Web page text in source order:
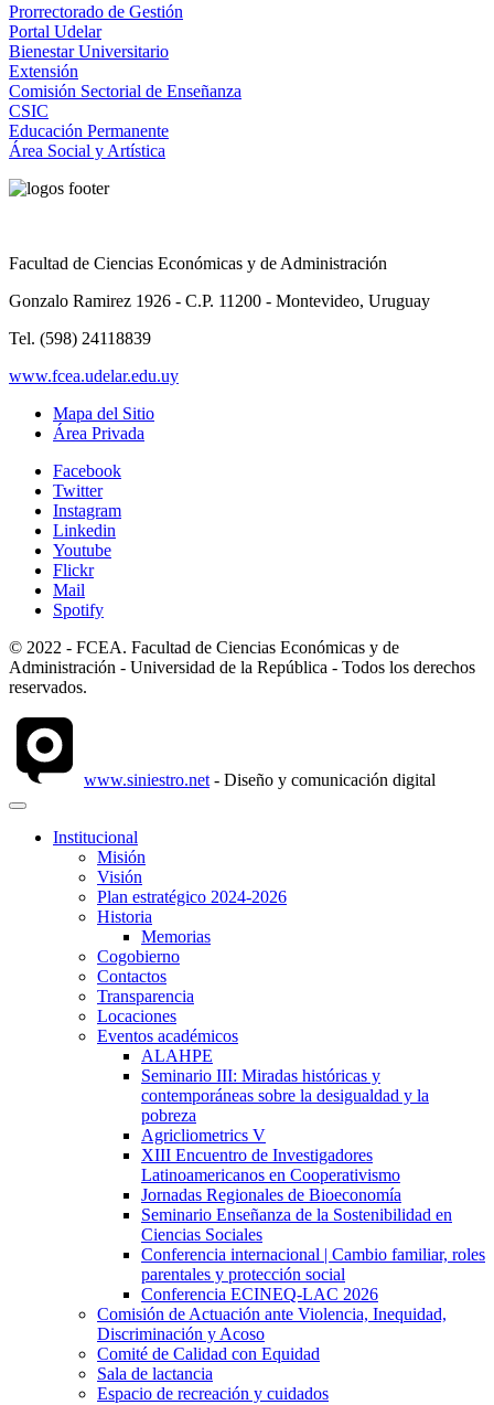
Prorrectorado de Gestión
Portal Udelar
Bienestar Universitario
Extensión
Comisión Sectorial de Enseñanza
CSIC
Educación Permanente
Área Social y Artística
Facultad de Ciencias Económicas y de Administración
Gonzalo Ramirez 1926 - C.P. 11200 - Montevideo, Uruguay
Tel. (598) 24118839
www.fcea.udelar.edu.uy
Mapa del Sitio
Área Privada
Facebook
Twitter
Instagram
Linkedin
Youtube
Flickr
Mail
Spotify
© 2022 - FCEA. Facultad de Ciencias Económicas y de
Administración - Universidad de la República - Todos los derechos
reservados.
www.siniestro.net - Diseño y comunicación digital
Institucional
Misión
Visión
Plan estratégico 2024-2026
Historia
Memorias
Cogobierno
Contactos
Transparencia
Locaciones
Eventos académicos
ALAHPE
Seminario III: Miradas históricas y
contemporáneas sobre la desigualdad y la
pobreza
Agricliometrics V
XIII Encuentro de Investigadores
Latinoamericanos en Cooperativismo
Jornadas Regionales de Bioeconomía
Seminario Enseñanza de la Sostenibilidad en
Ciencias Sociales
Conferencia internacional | Cambio familiar, roles
parentales y protección social
Conferencia ECINEQ-LAC 2026
Comisión de Actuación ante Violencia, Inequidad,
Discriminación y Acoso
Comité de Calidad con Equidad
Sala de lactancia
Espacio de recreación y cuidados